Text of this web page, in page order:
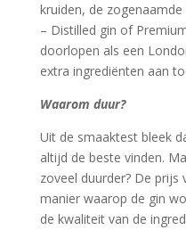
kruiden, de zogenaamde
– Distilled gin of
doorlopen als een
extra ingrediënten aan
Waarom duur?
Uit de smaaktest bleek
altijd de beste vinden.
zoveel duurder? De prijs
manier waarop de gin
de kwaliteit van de